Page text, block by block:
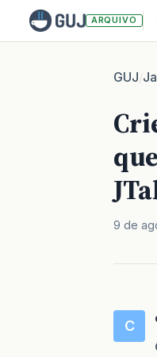
ARQUIVO
GUJ/
9 de
C